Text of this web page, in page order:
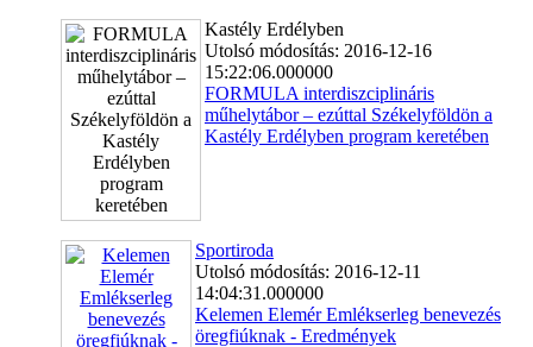
Kastély Erdélyben
Utolsó módosítás: 2016-12-16
15:22:06.000000
FORMULA interdiszciplináris
műhelytábor – ezúttal Székelyföldön a
Kastély Erdélyben program keretében
Sportiroda
Utolsó módosítás: 2016-12-11
14:04:31.000000
Kelemen Elemér Emlékserleg benevezés
öregfiúknak - Eredmények